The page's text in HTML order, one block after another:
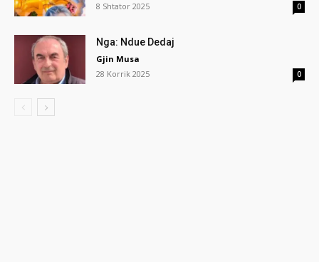
8 Shtator 2025
0
Nga: Ndue Dedaj
Gjin Musa
28 Korrik 2025
0